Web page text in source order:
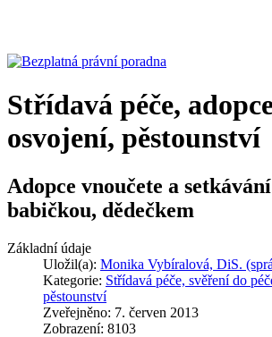
Střídavá péče,
osvojení, pěstounství
Adopce vnoučete a
babičkou, dědečkem
Základní údaje
Uložil(a): Monika Vybíralová, DiS.
Kategorie: Střídavá péče, svěření do
pěstounství
Zveřejněno: 7. červen 2013
Zobrazení: 8103